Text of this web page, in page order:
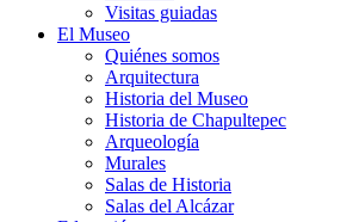
Visitas guiadas
El Museo
Quiénes somos
Arquitectura
Historia del Museo
Historia de Chapultepec
Arqueología
Murales
Salas de Historia
Salas del Alcázar